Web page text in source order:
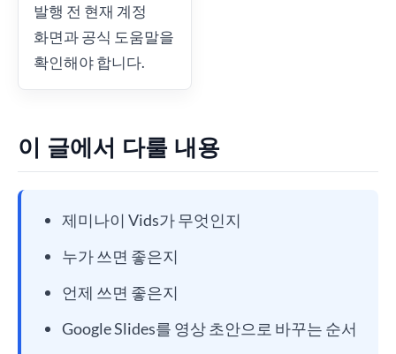
발행 전 현재 계정
화면과 공식 도움말을
확인해야 합니다.
이 글에서 다룰 내용
제미나이 Vids가 무엇인지
누가 쓰면 좋은지
언제 쓰면 좋은지
Google Slides를 영상 초안으로 바꾸는 순서